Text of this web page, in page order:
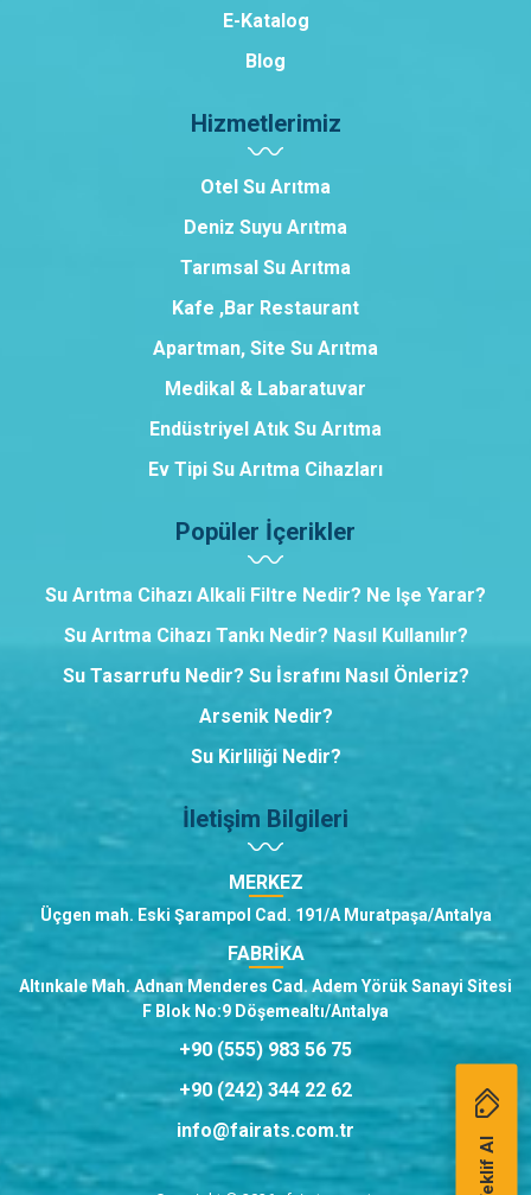
E-Katalog
Blog
Hizmetlerimiz
Otel Su Arıtma
Deniz Suyu Arıtma
Tarımsal Su Arıtma
Kafe ,Bar Restaurant
Apartman, Site Su Arıtma
Medikal & Labaratuvar
Endüstriyel Atık Su Arıtma
Ev Tipi Su Arıtma Cihazları
Popüler İçerikler
Su Arıtma Cihazı Alkali Filtre Nedir? Ne Işe Yarar?
Su Arıtma Cihazı Tankı Nedir? Nasıl Kullanılır?
Su Tasarrufu Nedir? Su İsrafını Nasıl Önleriz?
Arsenik Nedir?
Su Kirliliği Nedir?
İletişim Bilgileri
MERKEZ
Üçgen mah. Eski Şarampol Cad. 191/A Muratpaşa/Antalya
FABRİKA
Altınkale Mah. Adnan Menderes Cad. Adem Yörük Sanayi Sitesi
F Blok No:9 Döşemealtı/Antalya
+90 (555) 983 56 75
+90 (242) 344 22 62
info@fairats.com.tr
Teklif Al